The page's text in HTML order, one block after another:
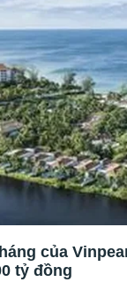
của
tỷ đồng